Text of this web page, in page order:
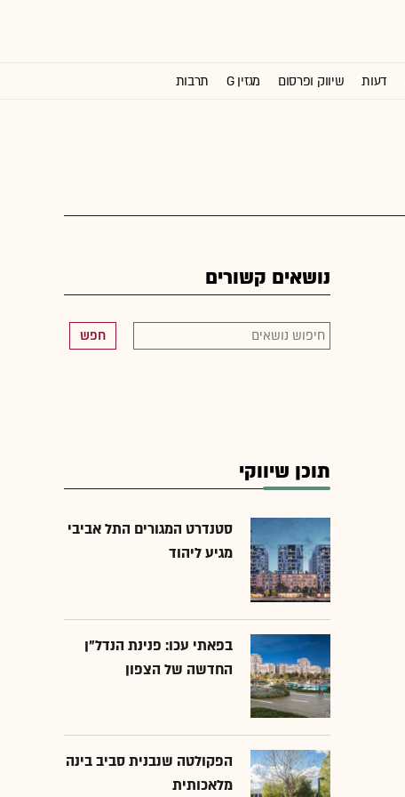
דעות שיווק ופרסום מגזין G תרבות
נושאים קשורים
חפש
תוכן שיווקי
סטנדרט המגורים התל אביבי
מגיע ליהוד
בפאתי עכו: פנינת הנדל"ן
החדשה של הצפון
הפקולטה שנבנית סביב בינה
מלאכותית